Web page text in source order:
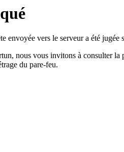
envoyée vers le serveur a été jugée
nous vous invitons à consulter la
du pare-feu.